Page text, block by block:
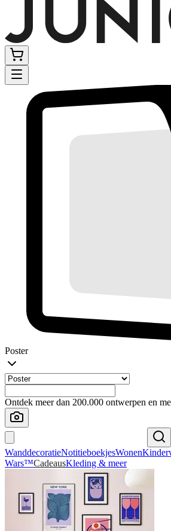
Poster
Ontdek meer dan 200.000 ontwerpen en
WanddecoratieNotitieboekjesWonen
Wars™CadeausKleding & meer